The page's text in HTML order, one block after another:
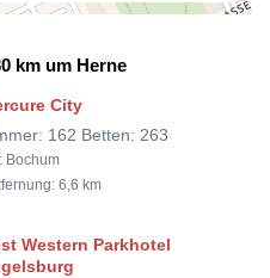
km um Herne
City
162 Betten: 263
Bochum
6,6 km
Western Parkhotel